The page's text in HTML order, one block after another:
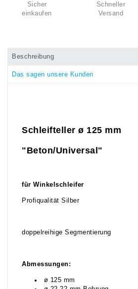
Sicher
einkaufen
Schneller
Versand
Beschreibung
Das sagen unsere Kunden
Schleifteller ø 125 mm
"Beton/Universal"
für Winkelschleifer
Profiqualität Silber
doppelreihige Segmentierung
Abmessungen:
ø 125 mm